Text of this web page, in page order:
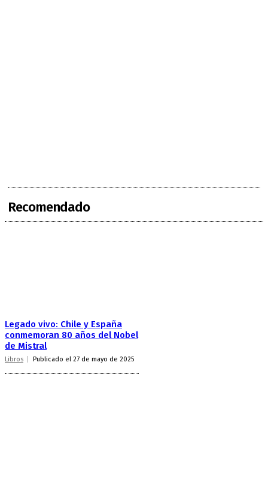
Recomendado
Legado vivo: Chile y España
conmemoran 80 años del Nobel
de Mistral
Libros Publicado el 27 de mayo de 2025